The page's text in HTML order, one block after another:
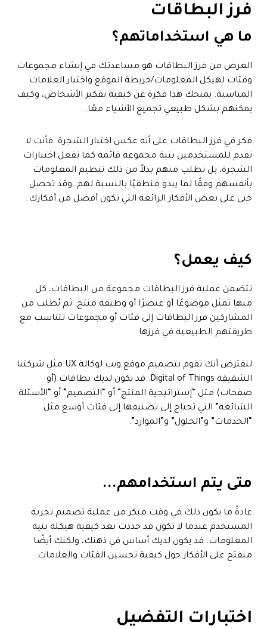
فرز البطاقات
ما هي استخداماتهم؟
الغرض من فرز البطاقات هو مساعدتك في إنشاء مجموعات
وفئات لهيكل المعلومات/خريطة الموقع واختيار العلامات
المناسبة. يمنحك هذا فكرة عن كيفية تفكير الأشخاص، وكيف
يمكنهم بشكل طبيعي تجميع الأشياء معًا.
فكر في فرز البطاقات على أنه عكس اختبار الشجرة. فأنت لا
تقدم للمستخدمين بنية مجموعة قائمة كما تفعل اختبارات
الشجرة، بل تطلب منهم بدلاً من ذلك تنظيم المعلومات
بأنفسهم وفقًا لما يبدو منطقيًا بالنسبة لهم. وقد تحصل
حتى على بعض الأفكار الرائعة التي تكون أفضل من أفكارك.
كيف يعمل؟
تتضمن عملية فرز البطاقات مجموعة من البطاقات، كل
منها تمثل موضوعًا أو عنصرًا أو وظيفة منتج. ثم يُطلب من
المشاركين فرز البطاقات إلى فئات أو مجموعات تتناسب مع
طريقتهم الطبيعية في فرزها.
لنفترض أنك تقوم بتصميم موقع ويب لوكالة UX مثل شركتنا
الشقيقة Digital of Things. قد يكون لديك بطاقات (أو
صفحات) مثل “إستراتيجية المنتج” أو “التصميم” أو “الأسئلة
الشائعة” التي تحتاج إلى تصنيفها إلى فئات أوسع مثل
“الخدمات” و”الحلول” و”الموارد”.
متى يتم استخدامهم...
عادةً ما يكون ذلك في وقت مبكر من عملية تصميم تجربة
المستخدم عندما لا تكون قد حددت بعد كيفية هيكلة بنية
المعلومات. قد يكون لديك أساس في ذهنك، ولكنك أيضًا
منفتح على الأفكار حول كيفية تحسين الفئات والعلامات.
اختبارات التفضيل